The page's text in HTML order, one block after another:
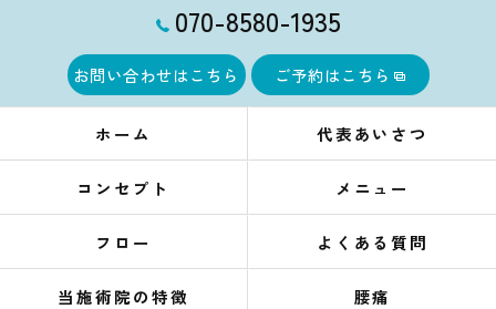
070-8580-1935
お問い合わせはこちら ご予約はこちら
ホーム 代表あいさつ
コンセプト メニュー
フロー よくある質問
当施術院の特徴 腰痛